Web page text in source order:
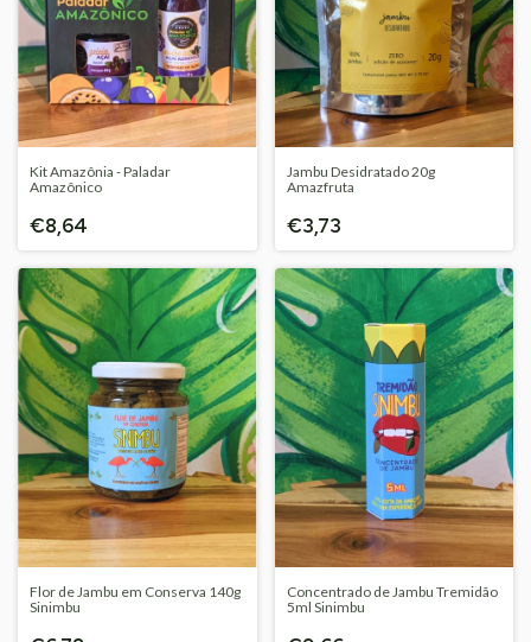
Kit Amazônia - Paladar
Amazônico
€8,64
Jambu Desidratado 20g
Amazfruta
€3,73
Flor de Jambu em Conserva 140g
Sinimbu
Concentrado de Jambu Tremidão
5ml Sinimbu